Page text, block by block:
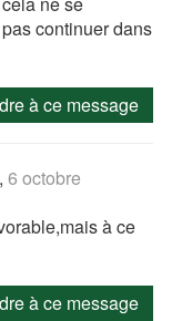
continuer dans
à ce message
,6 octobre
à ce
à ce message